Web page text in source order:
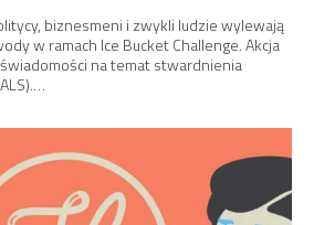
biznesmeni i zwykli ludzie wylewają
w ramach Ice Bucket Challenge. Akcja
na temat stwardnienia